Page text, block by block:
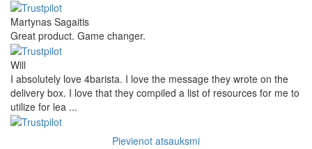
Martynas Sagaitis
Great product. Game changer.
Will
I absolutely love 4barista. I love the message they wrote on the
delivery box. I love that they compiled a list of resources for me to
utilize for lea ...
Pievienot atsauksmi